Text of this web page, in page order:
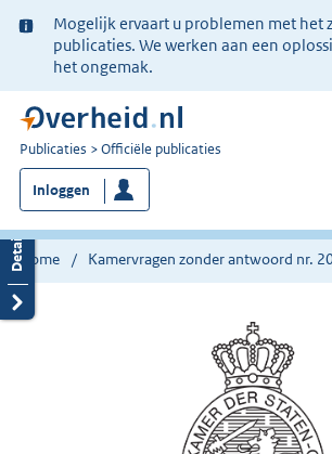
Ter
informatie:
Mogelijk ervaart u problemen met het
publicaties. We werken aan een
het ongemak.
U
bent
nu
hier:
Publicaties Officiële publicaties
Inloggen
Home Kamervragen zonder antwoord nr.